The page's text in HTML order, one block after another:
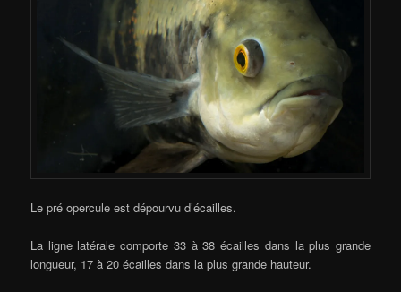
Le pré opercule est dépourvu d’écailles.
La ligne latérale comporte 33 à 38 écailles dans la plus grande
longueur, 17 à 20 écailles dans la plus grande hauteur.